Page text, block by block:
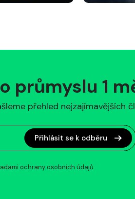
průmyslu 1
přehled nejzajímavějších
Přihlásit se k odběru
ochrany osobních údajů